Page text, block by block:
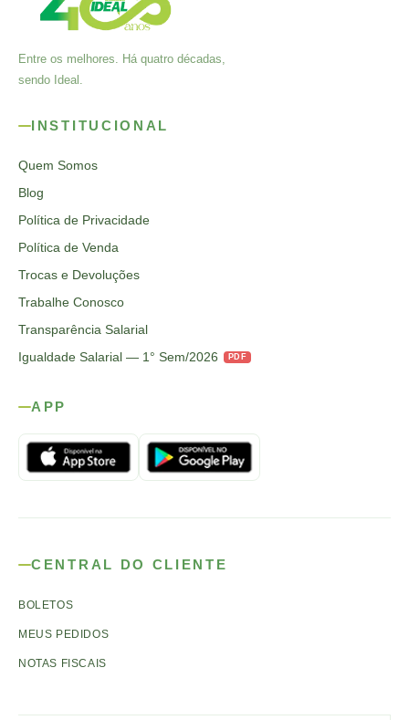
Entre os melhores. Há quatro décadas,
sendo Ideal.
INSTITUCIONAL
Quem Somos
Blog
Política de Privacidade
Política de Venda
Trocas e Devoluções
Trabalhe Conosco
Transparência Salarial
Igualdade Salarial — 1° Sem/2026
PDF
APP
CENTRAL DO CLIENTE
BOLETOS
MEUS PEDIDOS
NOTAS FISCAIS